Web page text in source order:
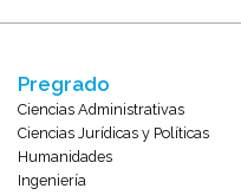
Pregrado
Ciencias Administrativas
Ciencias Jurídicas y Políticas
Humanidades
Ingeniería